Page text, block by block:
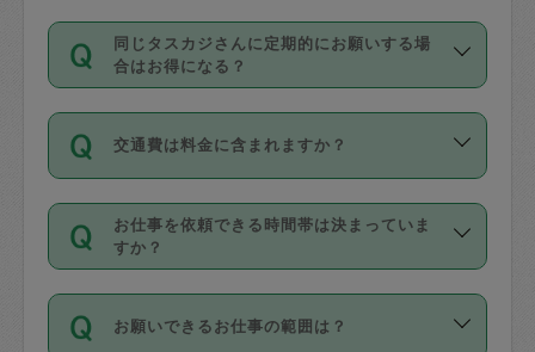
いません。
があり、レビュー件数、レビューの平均
値、などで除々に設定可能な最高額が上
がっていく仕組みになっています。
お支払方法はクレジットカード（Visa／
Master／JCB／AMERICAN EXPRESS／
Diners Club）のみとなります。
を行う際にご入力ください。プロフィー
ル登録時にはご入力いただかなくても大
丈夫です。
デビットカード・プリペイドカード（Vプ
リカ、au WALLETなど）は支払にはご利
銀行振込や現金払いも対応していませ
同じタスカジさんに定期的にお願いする場
合はお得になる？
依頼には「スポット」と「定期（毎週｜
隔週）」があり、「定期」の依頼は「ス
ポット」よりお得な料金でご利用できま
す。
定期の最低利用回数は設けていない代わ
りに、一定数を超えたキャンセルは有償
交通費は料金に含まれますか？
交通費は依頼料金とは別途発生し、依頼
料金のご請求と合わせてお支払いとなり
ます。交通費の金額は「依頼の詳細」に
お仕事を依頼できる時間帯は決まっていま
すか？
時間帯は3種類あります。いずれも１回あ
たり３時間です。
お願いできるお仕事の範囲は？